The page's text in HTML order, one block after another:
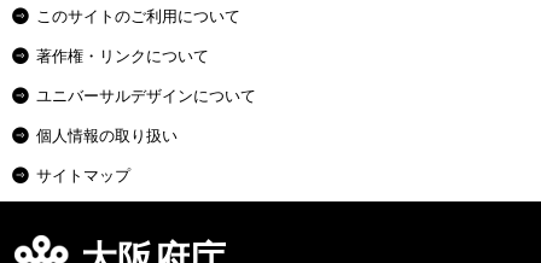
このサイトのご利用について
著作権・リンクについて
ユニバーサルデザインについて
個人情報の取り扱い
サイトマップ